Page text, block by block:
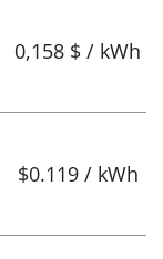
0,158 $ / kWh
$0.119 / kWh